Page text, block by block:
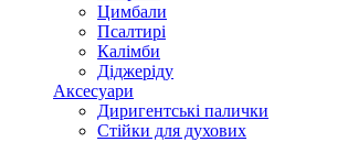
Цимбали
Псалтирі
Калімби
Діджеріду
Аксесуари
Диригентські палички
Стійки для духових